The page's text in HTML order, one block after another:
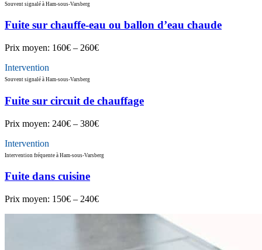
Souvent signalé à Ham-sous-Varsberg
Fuite sur chauffe-eau ou ballon d’eau chaude
Prix moyen: 160€ – 260€
Intervention
Souvent signalé à Ham-sous-Varsberg
Fuite sur circuit de chauffage
Prix moyen: 240€ – 380€
Intervention
Intervention fréquente à Ham-sous-Varsberg
Fuite dans cuisine
Prix moyen: 150€ – 240€